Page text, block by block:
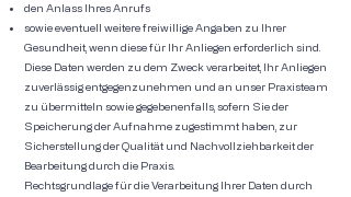
den Anlass Ihres Anrufs
sowie eventuell weitere freiwillige Angaben zu Ihrer
Gesundheit, wenn diese für Ihr Anliegen erforderlich sind.
Diese Daten werden zu dem Zweck verarbeitet, Ihr Anliegen
zuverlässig entgegenzunehmen und an unser Praxisteam
zu übermitteln sowie gegebenenfalls, sofern Sie der
Speicherung der Aufnahme zugestimmt haben, zur
Sicherstellung der Qualität und Nachvollziehbarkeit der
Bearbeitung durch die Praxis.
Rechtsgrundlage für die Verarbeitung Ihrer Daten durch